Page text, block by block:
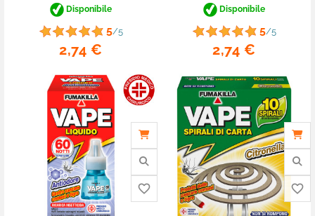
Disponibile
5/5
2,74 €
favorite_border
Disponibile
5/5
2,74 €